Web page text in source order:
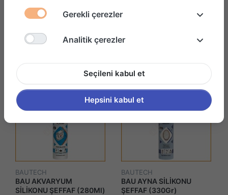
12 ürün gösteriliyor
Filtrele ve Sırala
BAUTECH
BAU AKVARYUM
SİLİKONU ŞEFFAF (280Ml)
BAUTECH
BAU AYNA SİLİKONU
ŞEFFAF (330Gr)
Gerekli çerezler
Analitik çerezler
Seçileni kabul et
Hepsini kabul et